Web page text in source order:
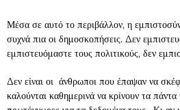
Μέσα σε αυτό το περιβάλλον, η
συχνά πια οι δημοσκοπήσεις. Δεν
εμπιστευόμαστε τους πολιτικούς, δεν
Δεν είναι οι άνθρωποι που έπαψαν να
καλούνται καθημερινά να κρίνουν τα